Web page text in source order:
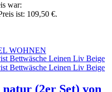
WOHNEN
war:
ist: 109,50 €.
natur (2er Set) von